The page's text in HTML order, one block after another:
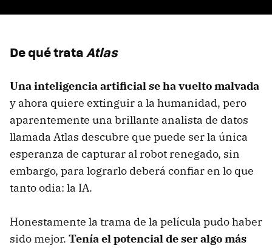
De qué trataAtlas
Una inteligencia artificial se ha vuelto malvada
y ahora quiere extinguir a la humanidad, pero
aparentemente una brillante analista de datos
llamada Atlas descubre que puede ser la única
esperanza de capturar al robot renegado, sin
embargo, para lograrlo deberá confiar en lo que
tanto odia: la IA.
Honestamente la trama de la película pudo haber
sido mejor. Tenía el potencial de ser algo más